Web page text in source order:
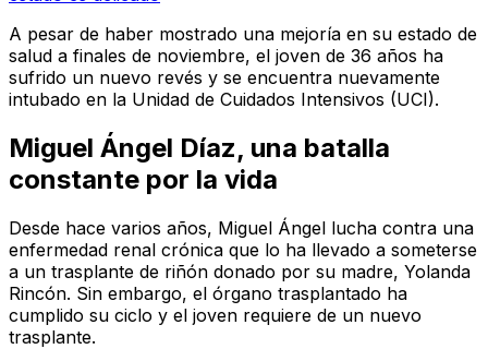
A pesar de haber mostrado una mejoría en su estado de
salud a finales de noviembre, el joven de 36 años ha
sufrido un nuevo revés y se encuentra nuevamente
intubado en la Unidad de Cuidados Intensivos (UCI).
Miguel Ángel Díaz, una batalla
constante por la vida
Desde hace varios años, Miguel Ángel lucha contra una
enfermedad renal crónica que lo ha llevado a someterse
a un trasplante de riñón donado por su madre, Yolanda
Rincón. Sin embargo, el órgano trasplantado ha
cumplido su ciclo y el joven requiere de un nuevo
trasplante.